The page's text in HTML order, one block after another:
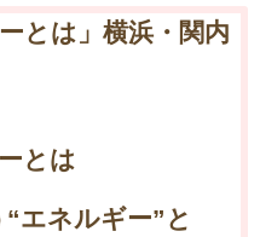
とは」横浜・関内
とは
“エネルギー”と